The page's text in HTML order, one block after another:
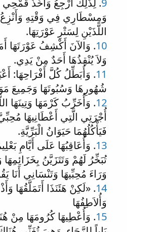
9. لِذَلِكَ أَرْجِعُ وَآخُذُ قَمْحِي
وَمِسْطَارِي فِي وَقْتِهِ
اللَّذَيْنِ لِسَتْرِ عَوْرَتِهَا.
10. وَالآنَ أَكْشِفُ عَوْرَتَهَا
وَلاَ يُنْقِذُهَا أَحَدٌ مِنْ يَدِي.
11. وَأُبَطِّلُ كُلَّ أَفْرَاحِهَا:
شُهُورِهَا وَسُبُوتَهَا وَجَمِيعَ
12. وَأُخَرِّبُ كَرْمَهَا وَتِينَهَا
أُجْرَتِي الَّتِي أَعْطَانِيهَا
فَيَأْكُلُهُمَا حَيَوَانُ الْبَرِّيَّةِ.
13. وَأُعَاقِبُهَا عَلَى أَيَّامِ
تُبَخِّرُ لَهُمْ وَتَتَزَيَّنُ
وَرَاءَ مُحِبِّيهَا وَتَنْسَانِي أَنَا
14. «لَكِنْ هَئَنَذَا أَتَمَلَّقُهَا
وَأُلاَطِفُهَا
15. وَأُعْطِيهَا كُرُومَهَا مِنْ